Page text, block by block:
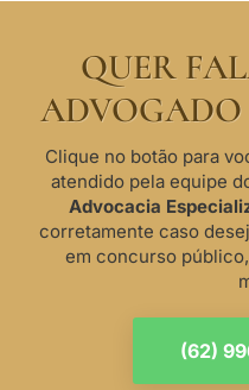
QUER
ADVOGADO
Clique no botão para
atendido pela equipe
Advocacia
corretamente caso
em concurso
(62)